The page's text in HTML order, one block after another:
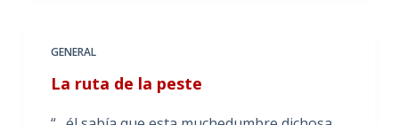
GENERAL
La ruta de la peste